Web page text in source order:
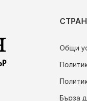
Общи
Бърза